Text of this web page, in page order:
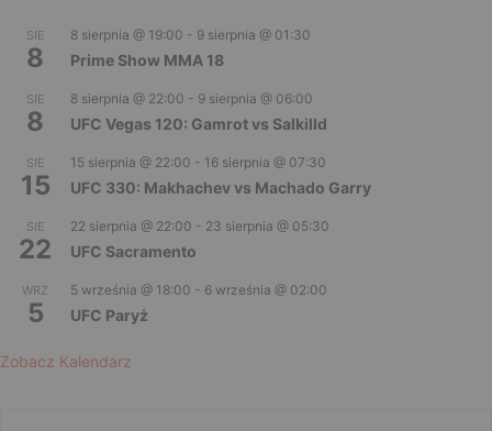
SIE
8
8 sierpnia @ 19:00 - 9 sierpnia @ 01:30
Prime Show MMA 18
SIE
8
8 sierpnia @ 22:00 - 9 sierpnia @ 06:00
UFC Vegas 120: Gamrot vs Salkilld
SIE
15
15 sierpnia @ 22:00 - 16 sierpnia @ 07:30
UFC 330: Makhachev vs Machado Garry
SIE
22
22 sierpnia @ 22:00 - 23 sierpnia @ 05:30
UFC Sacramento
WRZ
5
5 września @ 18:00 - 6 września @ 02:00
UFC Paryż
Zobacz Kalendarz